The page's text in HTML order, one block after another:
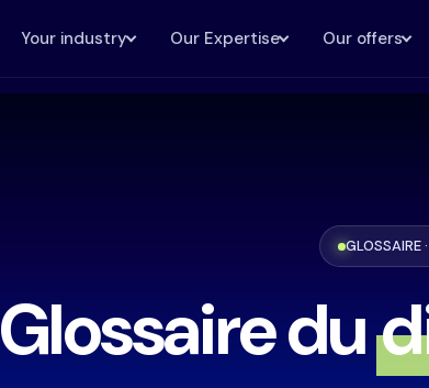
Your industry Our Expertise Our offers
GLOSSAIRE
Glossaire du